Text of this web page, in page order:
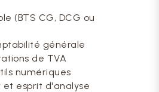
(BTS CG, DCG ou
générale
de TVA
numériques
et esprit d'analyse